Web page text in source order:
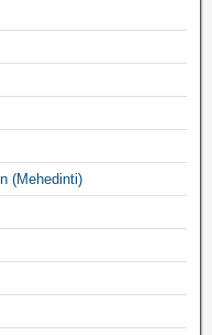
(Mehedinti)